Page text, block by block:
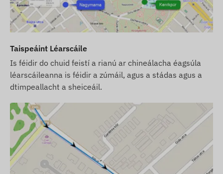
Má cheannaíonn tú an cárta SIM uainne chomh
maith leis an ngléas agus an síntiús bogearraí,
cuirfimid an gléas agus an cárta SIM ar fáil réidh
le haghaidh comhoibriú leis na bogearraí, agus
i bhfeidhm go leanúnach – ní bheidh aon rud le
déanamh agat maidir leis an méid deireanach
seo.
I gcás síntiús bogearraí, más mian leat seirbhís
foláirimh SMS ár mbogearraí a úsáid chomh maith
le fógraí de chineál ríomhphoist, ceannaigh cárta
creidmheasa SMS freisin, ar féidir leat a fháil inár
n-uathshiopa i measc na dtáirgí a bhaineann leis
Taispeáint Léarscáile
Is féidir do chuid feistí a rianú ar chineálacha éagsúla
léarscáileanna is féidir a zúmáil, agus a stádas agus a
dtimpeallacht a sheiceáil.